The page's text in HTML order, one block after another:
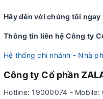
Hãy đến với chúng tôi ngay
Thông tin liên hệ Công ty
Hệ thống chi nhánh - Nhà
Công ty Cổ phần
Hotline: 19000074 -